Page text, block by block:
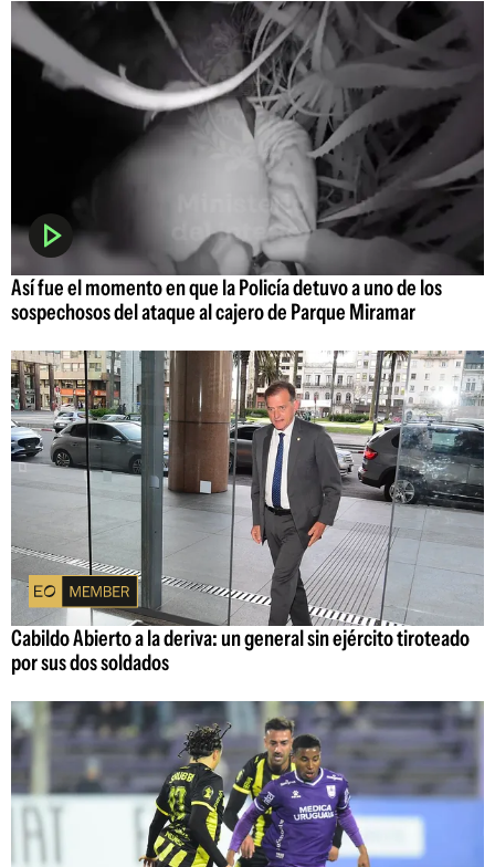
Así fue el momento en que la Policía detuvo a uno de los
sospechosos del ataque al cajero de Parque Miramar
Cabildo Abierto a la deriva: un general sin ejército tiroteado
por sus dos soldados